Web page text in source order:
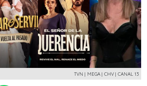
TVN | MEGA | CHV | CANAL 13